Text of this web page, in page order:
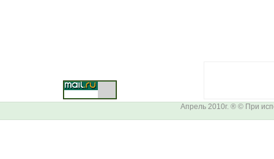
Апрель 2010г. ® © При